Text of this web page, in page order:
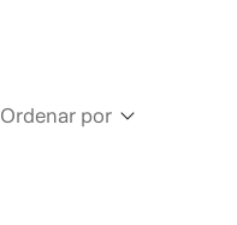
Ordenar por